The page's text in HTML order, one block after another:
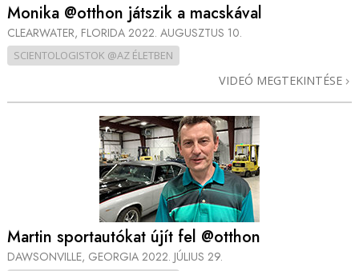
Monika @otthon játszik a macskával
CLEARWATER, FLORIDA 2022. AUGUSZTUS 10.
SCIENTOLOGISTOK @AZ ÉLETBEN
VIDEÓ MEGTEKINTÉSE
Martin sportautókat újít fel @otthon
DAWSONVILLE, GEORGIA 2022. JÚLIUS 29.